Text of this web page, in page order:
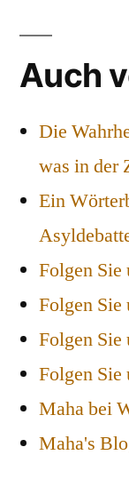
Auch
Die
was in der
Ein
Folgen Sie
Folgen Sie
Folgen Sie
Folgen Sie
Maha bei
Maha's